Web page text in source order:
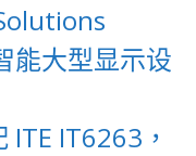
能大型显示设
ITE IT6263，